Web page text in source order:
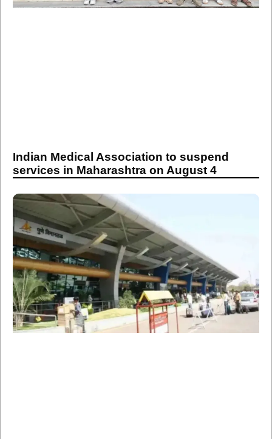
Indian Medical Association to suspend
services in Maharashtra on August 4